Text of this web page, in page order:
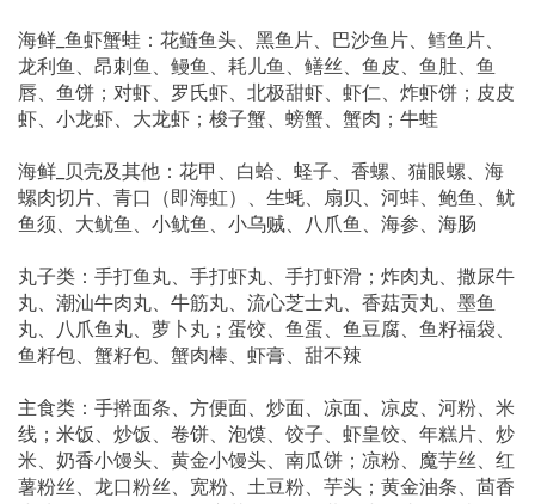
海鲜_鱼虾蟹蛙：花鲢鱼头、黑鱼片、巴沙鱼片、鳕鱼片、
龙利鱼、昂刺鱼、鳗鱼、耗儿鱼、鳝丝、鱼皮、鱼肚、鱼
唇、鱼饼；对虾、罗氏虾、北极甜虾、虾仁、炸虾饼；皮皮
虾、小龙虾、大龙虾；梭子蟹、螃蟹、蟹肉；牛蛙
海鲜_贝壳及其他：花甲、白蛤、蛏子、香螺、猫眼螺、海
螺肉切片、青口（即海虹）、生蚝、扇贝、河蚌、鲍鱼、鱿
鱼须、大鱿鱼、小鱿鱼、小乌贼、八爪鱼、海参、海肠
丸子类：手打鱼丸、手打虾丸、手打虾滑；炸肉丸、撒尿牛
丸、潮汕牛肉丸、牛筋丸、流心芝士丸、香菇贡丸、墨鱼
丸、八爪鱼丸、萝卜丸；蛋饺、鱼蛋、鱼豆腐、鱼籽福袋、
鱼籽包、蟹籽包、蟹肉棒、虾膏、甜不辣
主食类：手擀面条、方便面、炒面、凉面、凉皮、河粉、米
线；米饭、炒饭、卷饼、泡馍、饺子、虾皇饺、年糕片、炒
米、奶香小馒头、黄金小馒头、南瓜饼；凉粉、魔芋丝、红
薯粉丝、龙口粉丝、宽粉、土豆粉、芋头；黄金油条、茴香